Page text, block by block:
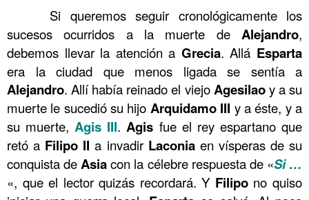
Si queremos seguir cronológicamente los
sucesos ocurridos a la muerte de Alejandro,
debemos llevar la atención a Grecia. Allá Esparta
era la ciudad que menos ligada se sentía a
Alejandro. Allí había reinado el viejoAgesilaoy a su
muerte le sucedió su hijo Arquidamo III y a éste, y a
su muerte, Agis III. Agis fue el rey espartano que
retó a Filipo IIa invadir Laconiaen vísperas de su
conquista de Asiacon la célebre respuesta de «Si …
«, que el lector quizás recordará. Y Filipono quiso